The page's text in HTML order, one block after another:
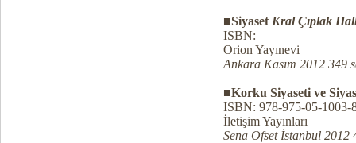
■Siyaset Kral Çıplak
ISBN:
Orion Yayınevi
Ankara Kasım 2012 349
■Korku Siyaseti ve
ISBN: 978-975-05-1003-
İletişim Yayınları
Sena Ofset İstanbul 2012